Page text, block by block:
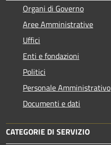
Organi di Governo
Aree Amministrative
Uffici
Enti e fondazioni
Politici
Personale Amministrativo
Documenti e dati
CATEGORIE DI SERVIZIO